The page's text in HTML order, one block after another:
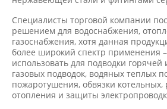
Специалисты торговой компании
решением для водоснабжения,
газоснабжения, хотя данная
более широкий спектр применения
использовать для подводки
газовых подводок, водяных теплых
пожаротушения, обвязки котельных,
отопления и защиты